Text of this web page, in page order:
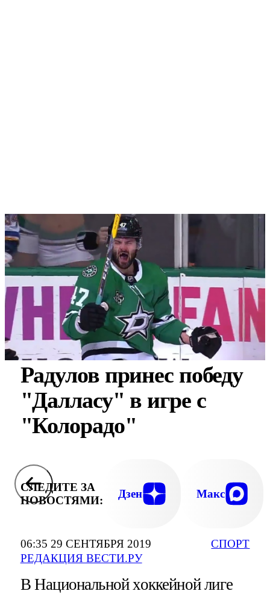
06:35 29 СЕНТЯБРЯ 2019
РЕДАКЦИЯ ВЕСТИ.РУ
СПОРТ
Радулов принес победу
"Далласу" в игре с
"Колорадо"
СЛЕДИТЕ ЗА
НОВОСТЯМИ:
Дзен Макс
В Национальной хоккейной лиге